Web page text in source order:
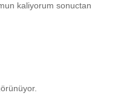
kaliyorum sonuctan